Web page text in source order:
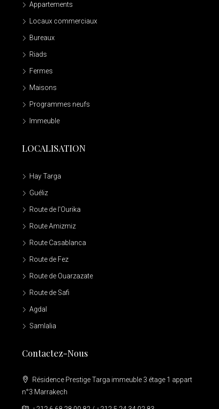
Appartements
Locaux commerciaux
Bureaux
Riads
Fermes
Maisons
Programmes neufs
Immeuble
LOCALISATION
Hay Targa
Guéliz
Route de l'Ourika
Route Amizmiz
Route Casablanca
Route de Fez
Route de Ouarzazate
Route de Safi
Agdal
Samlalia
Contactez-Nous
Résidence Prestige Targa immeuble 3 étage 1 appart
n°3 Marrakech